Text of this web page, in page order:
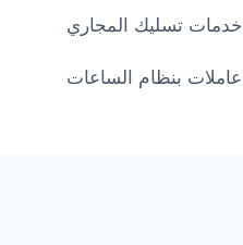
خدمات تسليك المجاري
عاملات بنظام الساعات